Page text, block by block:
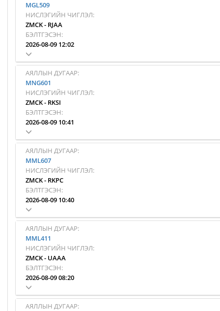
MGL509
НИСЛЭГИЙН ЧИГЛЭЛ:
ZMCK- RJAA
БЭЛТГЭСЭН:
2026-08-09 12:02
АЯЛЛЫН ДУГААР:
MNG601
НИСЛЭГИЙН ЧИГЛЭЛ:
ZMCK- RKSI
БЭЛТГЭСЭН:
2026-08-09 10:41
АЯЛЛЫН ДУГААР:
MML607
НИСЛЭГИЙН ЧИГЛЭЛ:
ZMCK- RKPC
БЭЛТГЭСЭН:
2026-08-09 10:40
АЯЛЛЫН ДУГААР:
MML411
НИСЛЭГИЙН ЧИГЛЭЛ:
ZMCK- UAAA
БЭЛТГЭСЭН:
2026-08-09 08:20
АЯЛЛЫН ДУГААР: